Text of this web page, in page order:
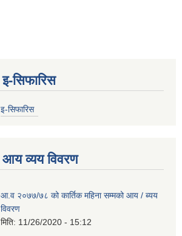
इ-सिफारिस
इ-सिफारिस
आय व्यय विवरण
आ.व २०७७/७८ को कार्तिक महिना सम्मको आय / ब्यय
विवरण
मिति: 11/26/2020 - 15:12